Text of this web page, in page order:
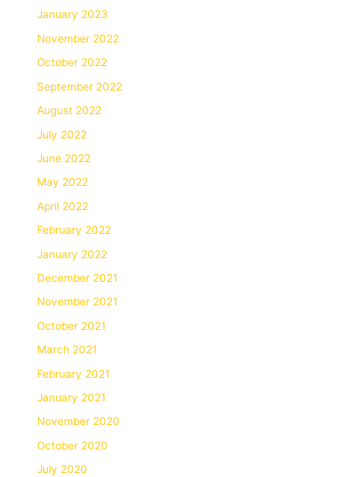
January 2023
November 2022
October 2022
September 2022
August 2022
July 2022
June 2022
May 2022
April 2022
February 2022
January 2022
December 2021
November 2021
October 2021
March 2021
February 2021
January 2021
November 2020
October 2020
July 2020